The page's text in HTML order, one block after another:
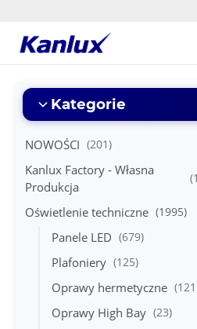
Strona
Kanlux
Kategorie
NOWOŚCI (201)
Kanlux Factory - Własna
Produkcja
Oświetlenie techniczne (1995)
Panele LED (679)
Plafoniery (125)
Oprawy hermetyczne
Oprawy High Bay (23)